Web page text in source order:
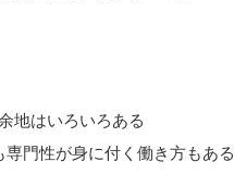
地はいろいろある
門性が身に付く働き方もある